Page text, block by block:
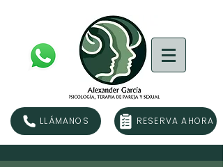
LLÁMANOS RESERVA AHORA